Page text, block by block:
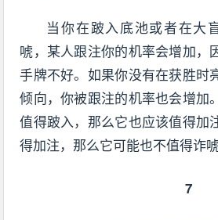
当你在跛入底池或者在大
唬，某人跟注你的机率会增加，
手牌不好。如果你没有在获胜时
倾向，你被跟注的机率也会增加
值得跛入，那么它也应该值得加
得加注，那么它可能也不值得诈唬
7